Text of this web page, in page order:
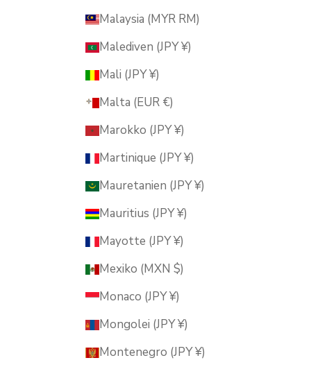
Malaysia (MYR RM)
Malediven (JPY ¥)
Mali (JPY ¥)
Malta (EUR €)
Marokko (JPY ¥)
Martinique (JPY ¥)
Mauretanien (JPY ¥)
Mauritius (JPY ¥)
Mayotte (JPY ¥)
Mexiko (MXN $)
Monaco (JPY ¥)
Mongolei (JPY ¥)
Montenegro (JPY ¥)